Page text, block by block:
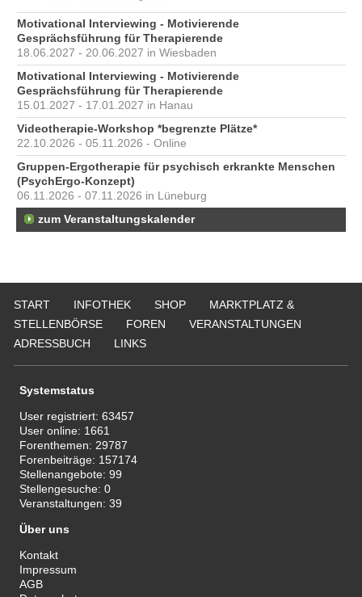
Motivational Interviewing - Motivierende
Gesprächsführung für Therapierende
18.06.2027 - 20.06.2027 in Wiesbaden
Motivational Interviewing - Motivierende
Gesprächsführung für Therapierende
15.01.2027 - 17.01.2027 in Hanau
Videotherapie-Workshop *begrenzte Plätze*
22.10.2026 - 05.11.2026 - Online
Gruppen-Ergotherapie für psychisch erkrankte Menschen
(PsychErgo-Konzept)
06.11.2026 - 07.11.2026 in Lüneburg
zum Veranstaltungskalender
START INFOTHEK SHOP
MARKTPLATZ &
STELLENBÖRSE
FOREN
VERANSTALTUNGEN
ADRESSBUCH
LINKS
Systemstatus
User registriert:63457
User online: 1661
Forenthemen: 29787
Forenbeiträge: 157174
Stellenangebote:99
Stellengesuche:0
Veranstaltungen:39
Über uns
Kontakt
Impressum
AGB